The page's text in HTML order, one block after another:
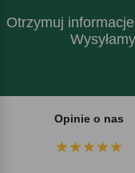
Otrzymuj
Opinie o nas